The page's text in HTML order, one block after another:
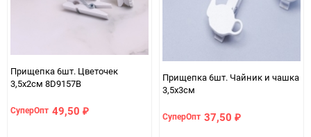
Прищепка 6шт. Цветочек
3,5х2см 8D9157B
СуперОпт 49,50 ₽
Прищепка 6шт. Чайник и чашка
3,5х3см
СуперОпт 37,50 ₽